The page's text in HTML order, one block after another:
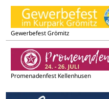
Gewerbefest Grömitz
Promenadenfest Kellenhusen